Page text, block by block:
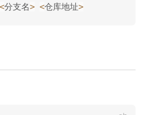
<分支名> <仓库地址>